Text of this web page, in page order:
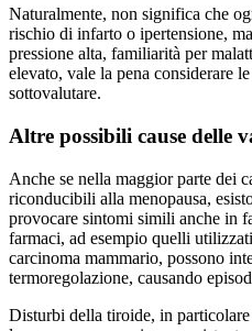
Naturalmente, non significa che
rischio di infarto o ipertensione,
pressione alta, familiarità per
elevato, vale la pena considerare
sottovalutare.
Altre possibili cause delle
Anche se nella maggior parte dei
riconducibili alla menopausa,
provocare sintomi simili anche in
farmaci, ad esempio quelli
carcinoma mammario, possono
termoregolazione, causando
Disturbi della tiroide, in